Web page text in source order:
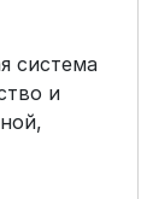
система
и